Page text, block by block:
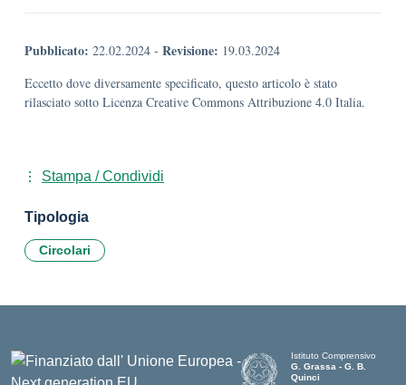
Pubblicato: 22.02.2024 - Revisione: 19.03.2024
Eccetto dove diversamente specificato, questo articolo è stato
rilasciato sotto Licenza Creative Commons Attribuzione 4.0 Italia.
Stampa / Condividi
Tipologia
Circolari
Istituto Comprensivo
G. Grassa - G. B.
Quinci